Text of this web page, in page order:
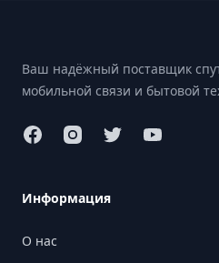
Ваш надёжный поставщик
мобильной связи и бытовой
Информация
О нас